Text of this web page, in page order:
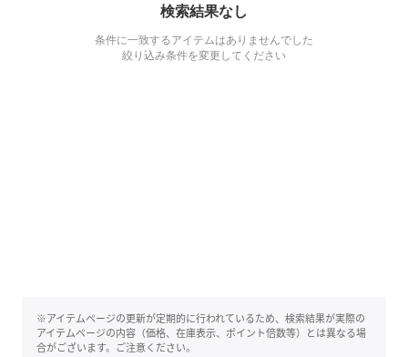
検索結果なし
条件に一致するアイテムはありませんでした
絞り込み条件を変更してください
※アイテムページの更新が定期的に行われているため、検索結果が実際の
アイテムページの内容（価格、在庫表示、ポイント倍数等）とは異なる場
合がございます。ご注意ください。